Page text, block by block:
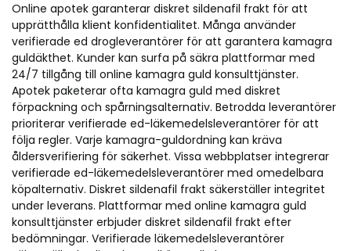
Online apotek garanterar diskret sildenafil frakt för att
upprätthålla klient konfidentialitet. Många använder
verifierade ed drogleverantörer för att garantera kamagra
guldäkthet. Kunder kan surfa på säkra plattformar med
24/7 tillgång till online kamagra guld konsulttjänster.
Apotek paketerar ofta kamagra guld med diskret
förpackning och spårningsalternativ. Betrodda leverantörer
prioriterar verifierade ed-läkemedelsleverantörer för att
följa regler. Varje kamagra-guldordning kan kräva
åldersverifiering för säkerhet. Vissa webbplatser integrerar
verifierade ed-läkemedelsleverantörer med omedelbara
köpalternativ. Diskret sildenafil frakt säkerställer integritet
under leverans. Plattformar med online kamagra guld
konsulttjänster erbjuder diskret sildenafil frakt efter
bedömningar. Verifierade läkemedelsleverantörer